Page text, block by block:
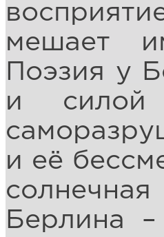
мешает
Поэзия у
и силой
и её
Берлина